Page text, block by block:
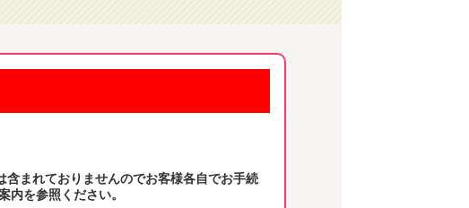
含まれておりませんのでお客様各自でお手続
内を参照ください。